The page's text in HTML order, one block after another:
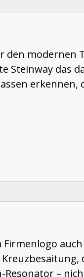
modernen
Steinway das
–